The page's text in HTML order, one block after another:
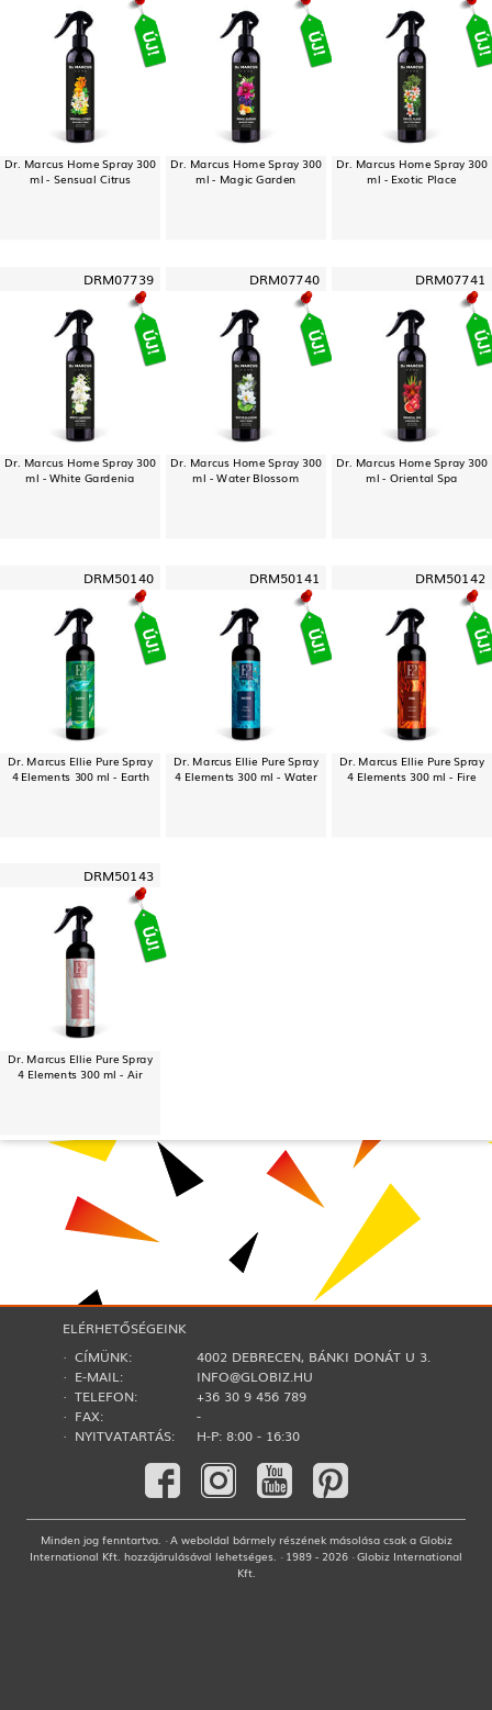
Dr. Marcus Home Spray 300
ml - Sensual Citrus
Dr. Marcus Home Spray 300
ml - Magic Garden
Dr. Marcus Home Spray 300
ml - Exotic Place
DRM07739
Dr. Marcus Home Spray 300
ml - White Gardenia
DRM07740
Dr. Marcus Home Spray 300
ml - Water Blossom
DRM07741
Dr. Marcus Home Spray 300
ml - Oriental Spa
DRM50140
Dr. Marcus Ellie Pure Spray
4 Elements 300 ml - Earth
DRM50141
Dr. Marcus Ellie Pure Spray
4 Elements 300 ml - Water
DRM50142
Dr. Marcus Ellie Pure Spray
4 Elements 300 ml - Fire
DRM50143
Dr. Marcus Ellie Pure Spray
4 Elements 300 ml - Air
ELÉRHETŐSÉGEINK
· CÍMÜNK:
4002 DEBRECEN, BÁNKI DONÁT U 3.
· E-MAIL:
INFO@GLOBIZ.HU
· TELEFON:
+36 30 9 456 789
· FAX:
-
· NYITVATARTÁS:
H-P: 8:00 - 16:30
Minden jog fenntartva. · A weboldal bármely részének másolása csak a Globiz
International Kft. hozzájárulásával lehetséges. · 1989 - 2026 · Globiz International
Kft.